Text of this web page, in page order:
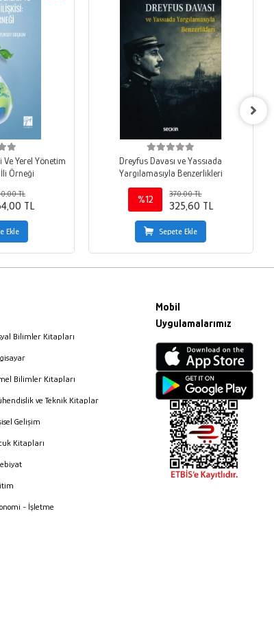
Ve Yerel Yönetim
Örneği
TL
TL
Ekle
Dreyfus Davası ve Yassıada
Yargılamasıyla Benzerlikleri
%12
370,00 TL
325,60 TL
Sepete Ekle
Bilimler Kitapları
Bilimler Kitapları
ve Teknik Kitaplar
Gelişim
Kitapları
- İşletme
Mobil
Uygulamalarımız